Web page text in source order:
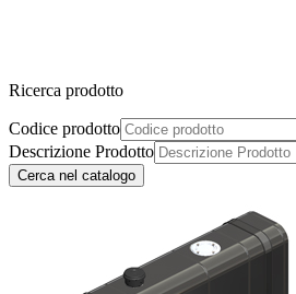
Ricerca prodotto
Codice prodotto
Descrizione Prodotto
Cerca nel catalogo